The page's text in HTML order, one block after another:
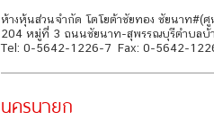
ห้างหุ้นส่วนจำกัด โตโยต้าชัยทอง ชัยนาท#(
204 หมู่ที่ 3 ถนนชัยนาท-สุพรรณบุรีตำบลบ้
Tel: 0-5642-1226-7 Fax: 0-5642-
นครนายก